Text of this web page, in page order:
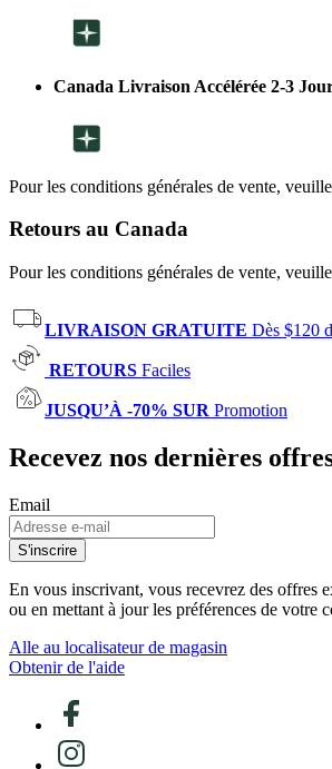
Canada Livraison Accélérée 2-3
Pour les conditions générales de vente,
Retours au Canada
Pour les conditions générales de vente,
LIVRAISON GRATUITE Dès $120
RETOURS Faciles
JUSQU’À -70% SUR Promotion
Recevez nos dernières
Email
S'inscrire
En vous inscrivant, vous recevrez des offres
ou en mettant à jour les préférences de votre
Alle au localisateur de magasin
Obtenir de l'aide